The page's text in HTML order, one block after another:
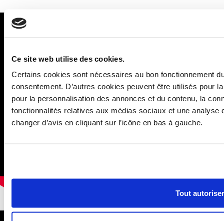
Ce site web utilise des cookies.
Certains cookies sont nécessaires au bon fonctionnement
consentement. D’autres cookies peuvent être utilisés pour
pour la personnalisation des annonces et du contenu, la
fonctionnalités relatives aux médias sociaux et une analyse
changer d’avis en cliquant sur l’icône en bas à gauche.
Tout autoriser